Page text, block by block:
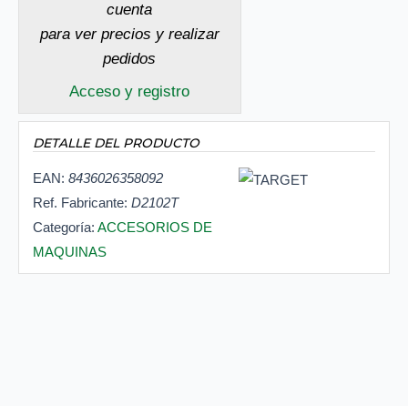
cuenta
para ver precios y realizar
pedidos
Acceso y registro
DETALLE DEL PRODUCTO
EAN: 8436026358092
Ref. Fabricante: D2102T
Categoría: ACCESORIOS DE
MAQUINAS